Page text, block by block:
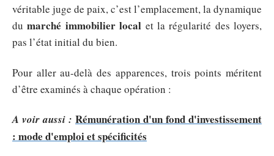
véritable juge de paix, c’est l’emplacement, la dynamique
dumarché immobilier local et la régularité des loyers,
pas l’état initial du bien.
Pour aller au-delà des apparences, trois points méritent
d’être examinés à chaque opération :
A voir aussi : Rémunération d'un fond d'investissement
: mode d'emploi et spécificités